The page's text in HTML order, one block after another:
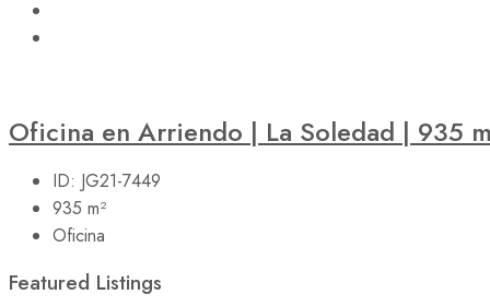
Oficina en Arriendo | La Soledad | 935
ID: JG21-7449
935 m²
Oficina
Featured Listings